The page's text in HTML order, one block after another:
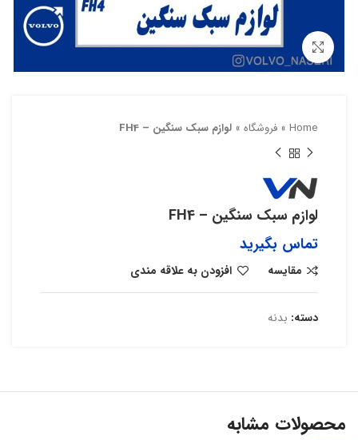
بزرگنمایی تصویر
Home
» فروشگاه » لوازم سبک سنگین – FH4
لوازم سبک سنگین – FH4
تماس بگیرید
مقایسه افزودن به علاقه مندی
دسته: بدنه
محصولات مشابه